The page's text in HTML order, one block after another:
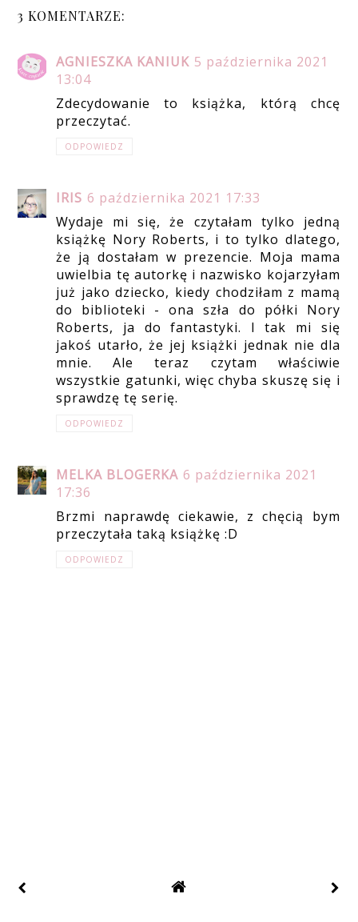
3 KOMENTARZE:
AGNIESZKA KANIUK 5 października 2021
13:04
Zdecydowanie to książka, którą chcę
przeczytać.
ODPOWIEDZ
IRIS 6 października 2021 17:33
Wydaje mi się, że czytałam tylko jedną
książkę Nory Roberts, i to tylko dlatego,
że ją dostałam w prezencie. Moja mama
uwielbia tę autorkę i nazwisko kojarzyłam
już jako dziecko, kiedy chodziłam z mamą
do biblioteki - ona szła do półki Nory
Roberts, ja do fantastyki. I tak mi się
jakoś utarło, że jej książki jednak nie dla
mnie. Ale teraz czytam właściwie
wszystkie gatunki, więc chyba skuszę się i
sprawdzę tę serię.
ODPOWIEDZ
MELKA BLOGERKA 6 października 2021
17:36
Brzmi naprawdę ciekawie, z chęcią bym
przeczytała taką książkę :D
ODPOWIEDZ